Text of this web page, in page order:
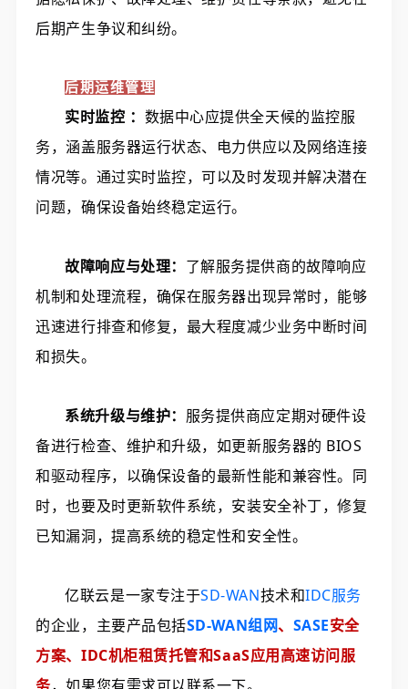
后期产生争议和纠纷。
后期运维管理
实时监控 ： 数据中心应提供全天候的监控服
务，涵盖服务器运行状态、电力供应以及网络连接
情况等。通过实时监控，可以及时发现并解决潜在
问题，确保设备始终稳定运行。
故障响应与处理： 了解服务提供商的故障响应
机制和处理流程，确保在服务器出现异常时，能够
迅速进行排查和修复，最大程度减少业务中断时间
和损失。
系统升级与维护： 服务提供商应定期对硬件设
备进行检查、维护和升级，如更新服务器的 BIOS
和驱动程序，以确保设备的最新性能和兼容性。同
时，也要及时更新软件系统，安装安全补丁，修复
已知漏洞，提高系统的稳定性和安全性。
亿联云是一家专注于SD-WAN技术和IDC服务
的企业，主要产品包括SD-WAN组网、 SASE安全
方案、IDC机柜租赁托管和SaaS应用高速访问服